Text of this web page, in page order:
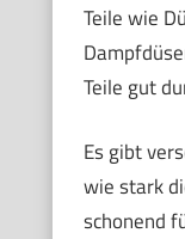
Teile wie
Teile gut
Es gibt
wie stark
schonend